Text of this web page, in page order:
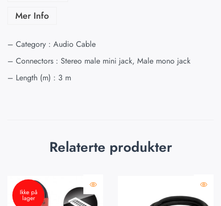
Mer Info
– Category : Audio Cable
– Connectors : Stereo male mini jack, Male mono jack
– Length (m) : 3 m
Relaterte produkter
Ikke på
lager